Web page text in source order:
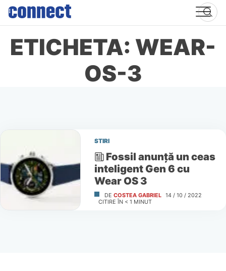
Skip
content
ETICHETA: WEAR-
OS-3
STIRI
Fossil anunţă un ceas
inteligent Gen 6 cu
Wear OS 3
DE COSTEA GABRIEL 14 / 10 / 2022
CITIRE ÎN < 1 MINUT